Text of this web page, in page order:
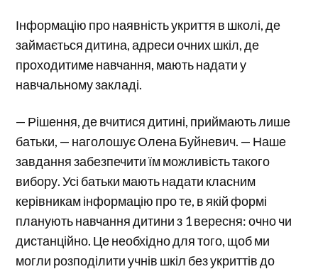
Інформацію про наявність укриття в школі, де
займається дитина, адреси очних шкіл, де
проходитиме навчання, мають надати у
навчальному закладі.
— Рішення, де вчитися дитині, приймають лише
батьки, — наголошує Олена Буйневич. — Наше
завдання забезпечити їм можливість такого
вибору. Усі батьки мають надати класним
керівникам інформацію про те, в якій формі
планують навчання дитини з 1 вересня: очно чи
дистанційно. Це необхідно для того, щоб ми
могли розподілити учнів шкіл без укриттів до